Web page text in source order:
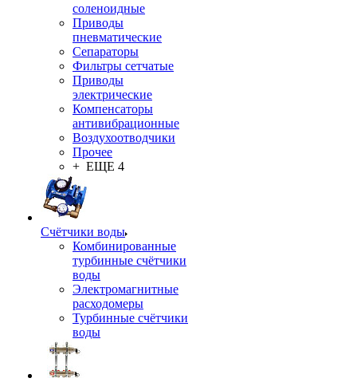
соленоидные
Приводы
пневматические
Сепараторы
Фильтры сетчатые
Приводы
электрические
Компенсаторы
антивибрационные
Воздухоотводчики
Прочее
+ ЕЩЕ 4
Счётчики воды
Комбинированные
турбинные счётчики
воды
Электромагнитные
расходомеры
Турбинные счётчики
воды